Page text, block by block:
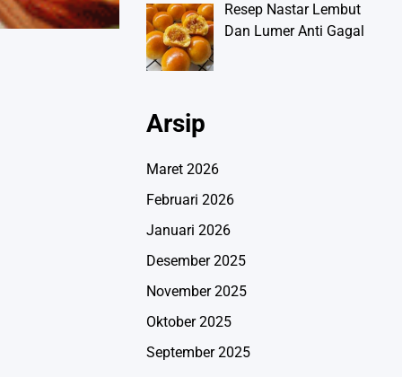
Resep Nastar Lembut
Dan Lumer Anti Gagal
Arsip
Maret 2026
Februari 2026
Januari 2026
Desember 2025
November 2025
Oktober 2025
September 2025